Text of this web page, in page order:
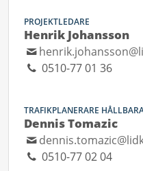
PROJEKTLEDARE
Henrik Johansson
0510-77 01 36
TRAFIKPLANERARE
Dennis Tomazic
0510-77 02 04